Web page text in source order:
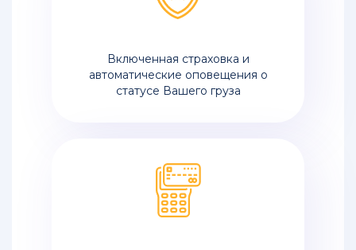
Включенная страховка и
автоматические оповещения о
статусе Вашего груза